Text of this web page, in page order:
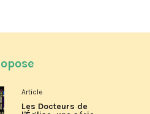
Article
Les Docteurs de